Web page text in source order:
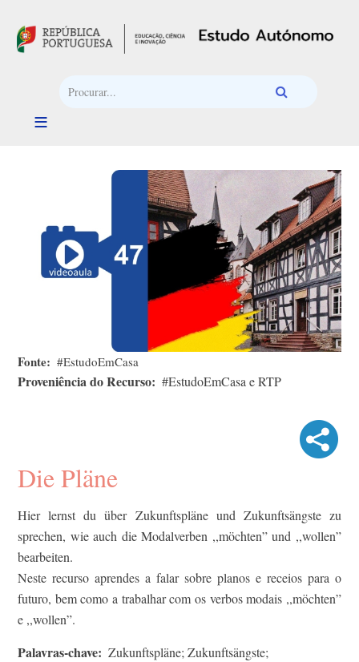
Fonte #EstudoEmCasa
Proveniência do Recurso #EstudoEmCasa e RTP
Die Pläne
Hier lernst du über Zukunftspläne und Zukunftsängste zu
sprechen, wie auch die Modalverben ,,möchten” und ,,wollen”
bearbeiten.
Neste recurso aprendes a falar sobre planos e receios para o
futuro, bem como a trabalhar com os verbos modais ,,möchten”
e ,,wollen”.
Palavras-chave
Zukunftspläne; Zukunftsängste;